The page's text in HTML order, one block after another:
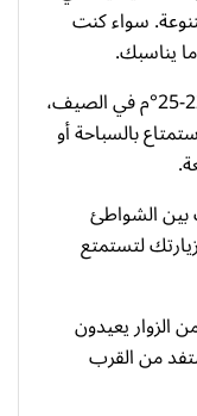
سواء كنت
يناسبك.
مع متوسط درجة حرارة مياه يتراوح بين 22-25°م في الصيف،
بالسباحة أو
الشواطئ
لتستمتع
السياحة إلى أن 85% من الزوار يعيدون
من القرب